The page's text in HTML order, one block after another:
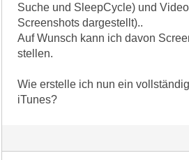
Suche und SleepCycle) und
Screenshots dargestellt)..
Auf Wunsch kann ich davon
stellen.
Wie erstelle ich nun ein
iTunes?